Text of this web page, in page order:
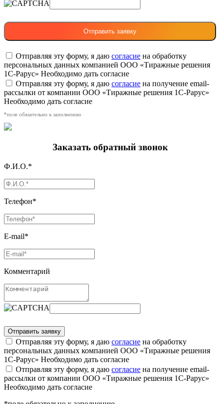
Отправляя эту форму, я даю согласие на обработку
персональных данных компанией ООО «Тиражные решения
1С-Рарус» Необходимо дать согласие
Отправляя эту форму, я даю согласие на получение email-
рассылки от компании ООО «Тиражные решения 1С-Рарус»
Необходимо дать согласие
*поле обязательно к заполнению
Заказать обратный звонок
Ф.И.О.*
Телефон*
E-mail*
Комментарий
Отправляя эту форму, я даю согласие на обработку
персональных данных компанией ООО «Тиражные решения
1С-Рарус» Необходимо дать согласие
Отправляя эту форму, я даю согласие на получение email-
рассылки от компании ООО «Тиражные решения 1С-Рарус»
Необходимо дать согласие